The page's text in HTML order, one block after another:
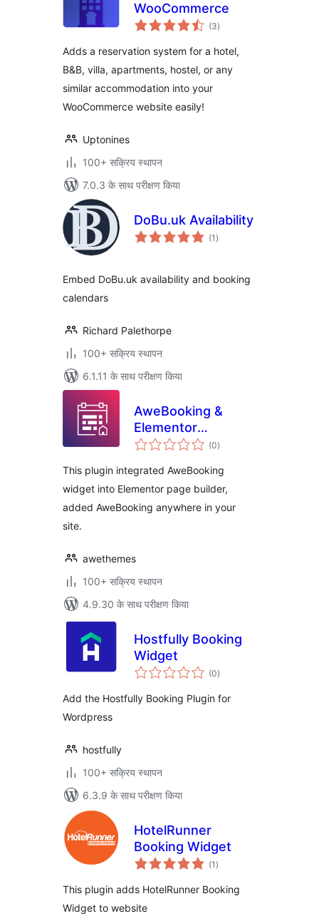
WooCommerce
(3कुल
दर)
Adds a reservation system for a hotel,
B&B, villa, apartments, hostel, or any
similar accommodation into your
WooCommerce website easily!
Uptonines
100+ सक्रिय स्थापन
7.0.3 के साथ परीक्षण किया
DoBu.uk Availability
(1 कुल
दर)
Embed DoBu.uk availability and booking
calendars
Richard Palethorpe
100+ सक्रिय स्थापन
6.1.11 के साथ परीक्षण किया
AweBooking &
Elementor
Integration
(0कुल
दर)
This plugin integrated AweBooking
widget into Elementor page builder,
added AweBooking anywhere in your
site.
awethemes
100+ सक्रिय स्थापन
4.9.30 के साथ परीक्षण किया
Hostfully Booking
Widget
(0कुल
दर)
Add the Hostfully Booking Plugin for
Wordpress
hostfully
100+ सक्रिय स्थापन
6.3.9 के साथ परीक्षण किया
HotelRunner
Booking Widget
(1 कुल
दर)
This plugin adds HotelRunner Booking
Widget to website